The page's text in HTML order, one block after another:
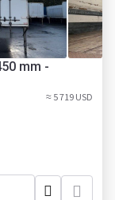
mm -
≈ 5 719 USD